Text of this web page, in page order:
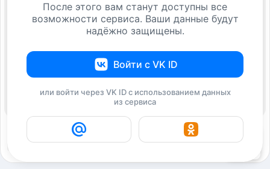
После этого вам станут доступны все
возможности сервиса. Ваши данные будут
надёжно защищены.
Войти с VK ID
или войти через VK ID с использованием данных
из сервиса